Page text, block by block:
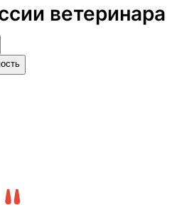
ветеринара